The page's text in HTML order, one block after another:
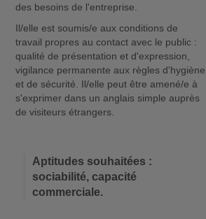
des besoins de l'entreprise.
Il/elle est soumis/e aux conditions de
travail propres au contact avec le public :
qualité de présentation et d'expression,
vigilance permanente aux règles d'hygiène
et de sécurité. Il/elle peut être amené/e à
s'exprimer dans un anglais simple auprès
de visiteurs étrangers.
Aptitudes souhaitées :
sociabilité, capacité
commerciale.